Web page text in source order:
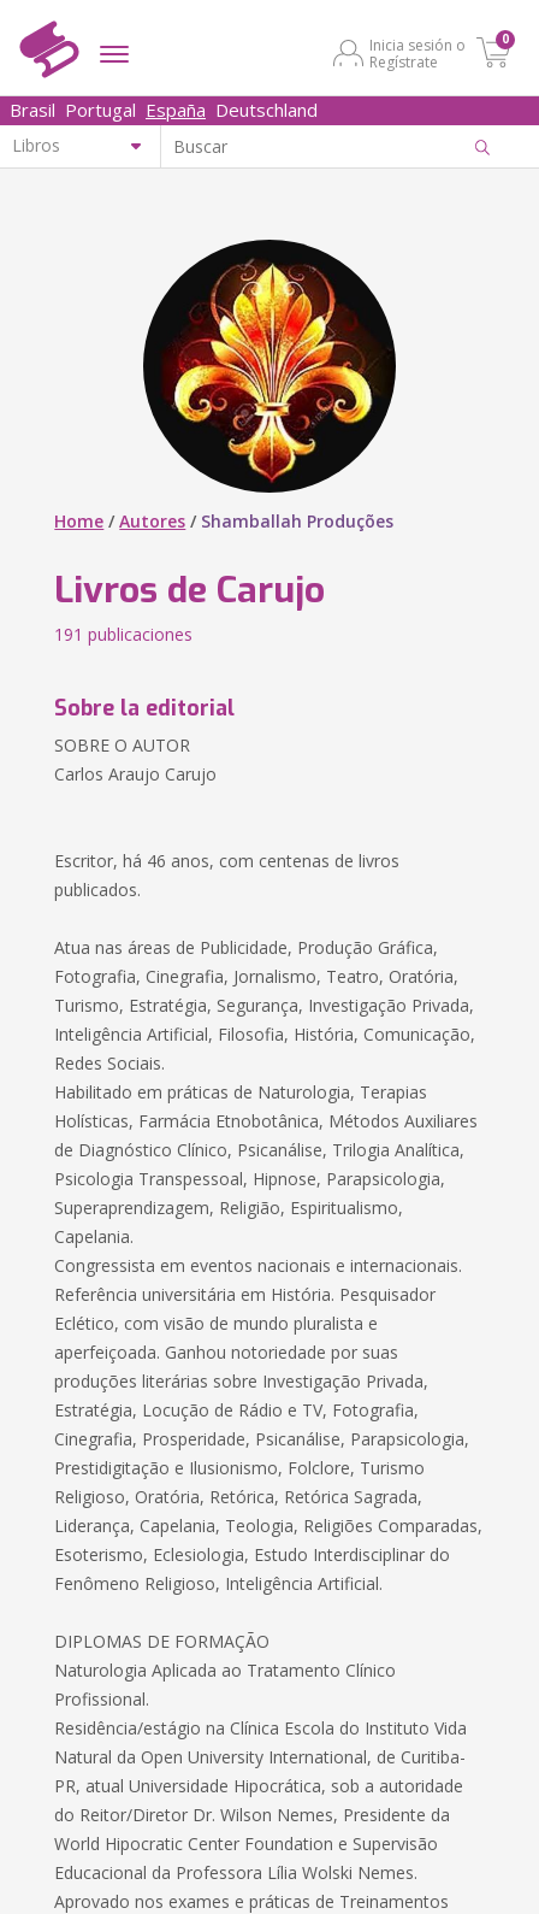
Inicia sesión o
Regístrate
0
Brasil Portugal España Deutschland
Home /Autores / Shamballah Produções
Livros de Carujo
191 publicaciones
Sobre la editorial
SOBRE O AUTOR
Carlos Araujo Carujo
Escritor, há 46 anos, com centenas de livros
publicados.
Atua nas áreas de Publicidade, Produção Gráfica,
Fotografia, Cinegrafia, Jornalismo, Teatro, Oratória,
Turismo, Estratégia, Segurança, Investigação Privada,
Inteligência Artificial, Filosofia, História, Comunicação,
Redes Sociais.
Habilitado em práticas de Naturologia, Terapias
Holísticas, Farmácia Etnobotânica, Métodos Auxiliares
de Diagnóstico Clínico, Psicanálise, Trilogia Analítica,
Psicologia Transpessoal, Hipnose, Parapsicologia,
Superaprendizagem, Religião, Espiritualismo,
Capelania.
Congressista em eventos nacionais e internacionais.
Referência universitária em História. Pesquisador
Eclético, com visão de mundo pluralista e
aperfeiçoada. Ganhou notoriedade por suas
produções literárias sobre Investigação Privada,
Estratégia, Locução de Rádio e TV, Fotografia,
Cinegrafia, Prosperidade, Psicanálise, Parapsicologia,
Prestidigitação e Ilusionismo, Folclore, Turismo
Religioso, Oratória, Retórica, Retórica Sagrada,
Liderança, Capelania, Teologia, Religiões Comparadas,
Esoterismo, Eclesiologia, Estudo Interdisciplinar do
Fenômeno Religioso, Inteligência Artificial.
DIPLOMAS DE FORMAÇÃO
Naturologia Aplicada ao Tratamento Clínico
Profissional.
Residência/estágio na Clínica Escola do Instituto Vida
Natural da Open University International, de Curitiba-
PR, atual Universidade Hipocrática, sob a autoridade
do Reitor/Diretor Dr. Wilson Nemes, Presidente da
World Hipocratic Center Foundation e Supervisão
Educacional da Professora Lília Wolski Nemes.
Aprovado nos exames e práticas de Treinamentos